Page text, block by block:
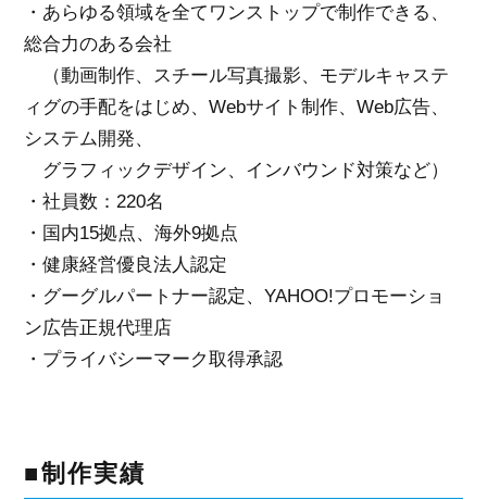
・あらゆる領域を全てワンストップで制作できる、
総合力のある会社
（動画制作、スチール写真撮影、モデルキャステ
ィグの手配をはじめ、Webサイト制作、Web広告、
システム開発、
グラフィックデザイン、インバウンド対策など）
・社員数：220名
・国内15拠点、海外9拠点
・健康経営優良法人認定
・グーグルパートナー認定、YAHOO!プロモーショ
ン広告正規代理店
・プライバシーマーク取得承認
■制作実績